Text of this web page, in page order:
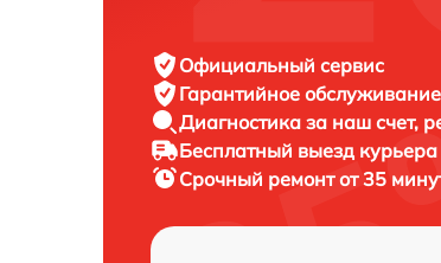
Официальный сервис
Гарантийное обслуживание
Диагностика за наш счет,
Бесплатный выезд курьера
Срочный ремонтот 35